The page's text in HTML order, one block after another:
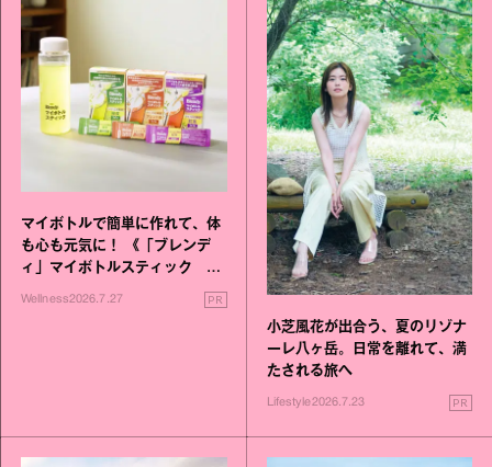
マイボトルで簡単に作れて、体
も心も元気に！ 《「ブレンデ
ィ」マイボトルスティック い
いこと毎日》シリーズが誕生
Wellness2026.7.27 PR
小芝風花が出合う、夏のリゾナ
ーレ八ヶ岳。日常を離れて、満
たされる旅へ
Lifestyle2026.7.23 PR